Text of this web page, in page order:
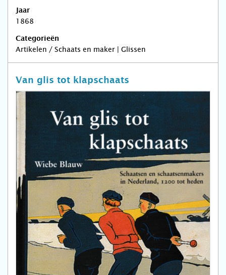
Jaar
1868
Categorieën
Artikelen / Schaats en maker | Glissen
Van glis tot klapschaats